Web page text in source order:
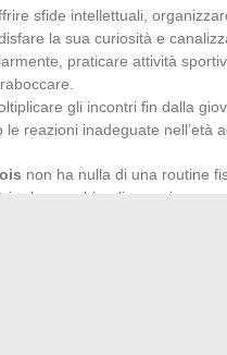
sfide intellettuali,
la sua curiosità e
praticare attività
gli incontri fin dalla
reazioni inadeguate nell’età
non ha nulla di una routine
lo scambio, di organizzare